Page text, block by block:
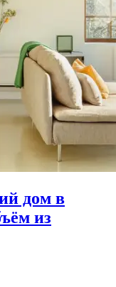
дом в
из